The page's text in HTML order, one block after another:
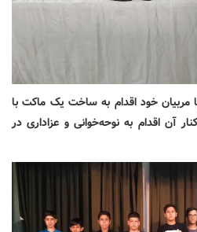
مربیان خود اقدام به ساخت یک ماکت با
آن اقدام به نوحه‌خوانی و عزاداری در